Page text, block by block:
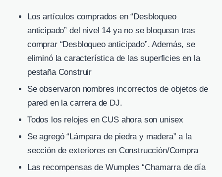
Los artículos comprados en “Desbloqueo
anticipado” del nivel 14 ya no se bloquean tras
comprar “Desbloqueo anticipado”. Además, se
eliminó la característica de las superficies en la
pestaña Construir
Se observaron nombres incorrectos de objetos de
pared en la carrera de DJ.
Todos los relojes en CUS ahora son unisex
Se agregó “Lámpara de piedra y madera” a la
sección de exteriores en Construcción/Compra
Las recompensas de Wumples “Chamarra de día